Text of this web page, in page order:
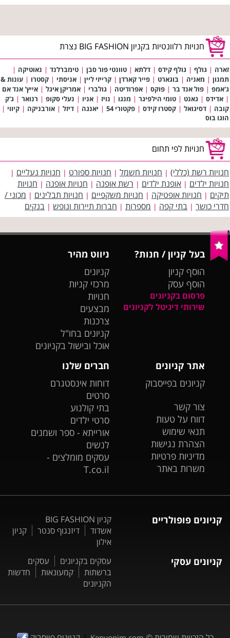
חנויות רלוונטיות בקניון BIG FASHION נצרת
זארה | גולף | גולף קידס | דלתא | טוונטי פור סבן | טימברלנד | נאוטיקה |
תמנון | מאניה | בוגארט | פייר קארדן | קרייזי ליין | אניסתי | קסטרו | עונות &
ג'אמפ | פול אנד בר | פוקס | אפרודיטה | גולברי | אמריקן איגל | אייץ' אנד אם
| אדידס | גאנט | טומי הילפיגר | מנגו | נויז | אניו | נעלי סקופ | רנואר | ג'ק
קובה | דסיגואל | קסטרו קידס | פקטורי 54 | יאנגה | דיזל | אורבניקה | קיווי |
הוגו בוס
חנויות לפי תחום
חנויות רשת (כללי) | חנויות חשמל | חנויות ספורט | חנויות נעליים |
חנויות ילדים | אופנת ילדים | רשת אופנה | חנויות אופנה | חנויות
תיקים | חנויות אופטיקה | חנויות משקפיים | חנויות תבלינים | מכוני /
חדרי כושר | בתי קפה | מספרות | חברות תיירות ונופש | בנקים
בעל קניון / חנות?
הוסף קניון
הוסף עסק
פרסום בקניונים
שירותי דיגיטל לקניונים
ניווט מהיר
קניונים
מרכזי קניות
חנויות
מבצעים
צרכנות
קניונים בחו"ל
אוכל ובישול בקניונים
אתר קניונים
קניונים בפייסבוק
צור קשר
דווח על טעות
תנאי שימוש
הצהרת נגישות
מדיניות פרטיות
משרות באתר
חברים שלנו
דוחות אינסטגרם
סרטים
בתי קולנוע
סרטי ילדים
אורייתא - ספר ושמנים
לנשים
עסקים מומלצים -
T.co.il
קניונים פופולריים
קניון BIG FASHION
אשדוד
דיזנגוף סנטר
קניון
אילון
קניונים עסקי עסקים בקניונים
עסקים
ברשתות
קמעונאות
חדשות
הקניונים